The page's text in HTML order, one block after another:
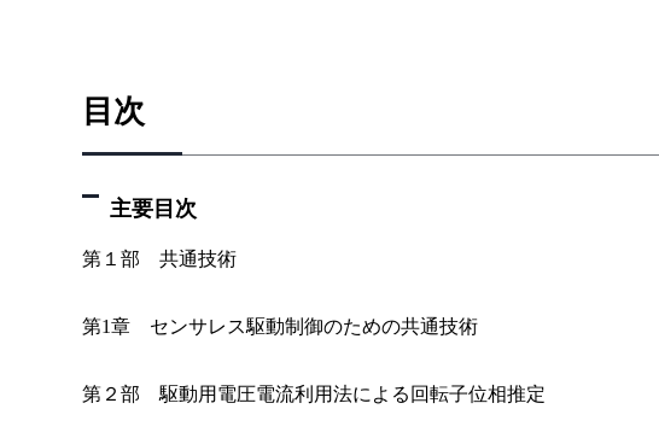
目次
主要目次
第１部 共通技術
第1章 センサレス駆動制御のための共通技術
第２部 駆動用電圧電流利用法による回転子位相推定